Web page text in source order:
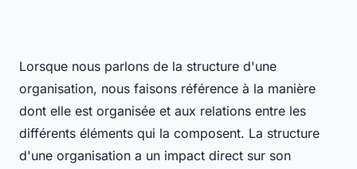
Lorsque nous parlons de la structure d'une
organisation, nous faisons référence à la manière
dont elle est organisée et aux relations entre les
différents éléments qui la composent. La structure
d'une organisation a un impact direct sur son